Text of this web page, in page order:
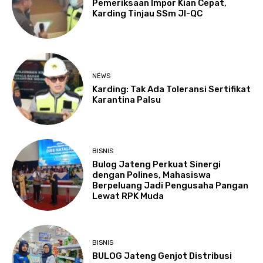
Pemeriksaan Impor Kian Cepat,
Karding Tinjau SSm JI-QC
NEWS
Karding: Tak Ada Toleransi Sertifikat
Karantina Palsu
BISNIS
Bulog Jateng Perkuat Sinergi
dengan Polines, Mahasiswa
Berpeluang Jadi Pengusaha Pangan
Lewat RPK Muda
BISNIS
BULOG Jateng Genjot Distribusi